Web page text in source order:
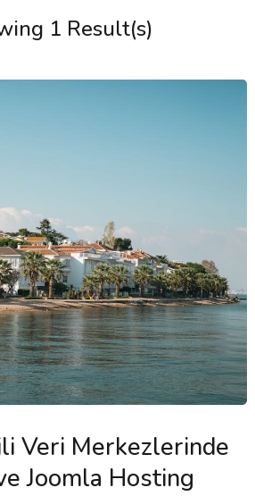
1 Result(s)
Veri Merkezlerinde
Joomla Hosting